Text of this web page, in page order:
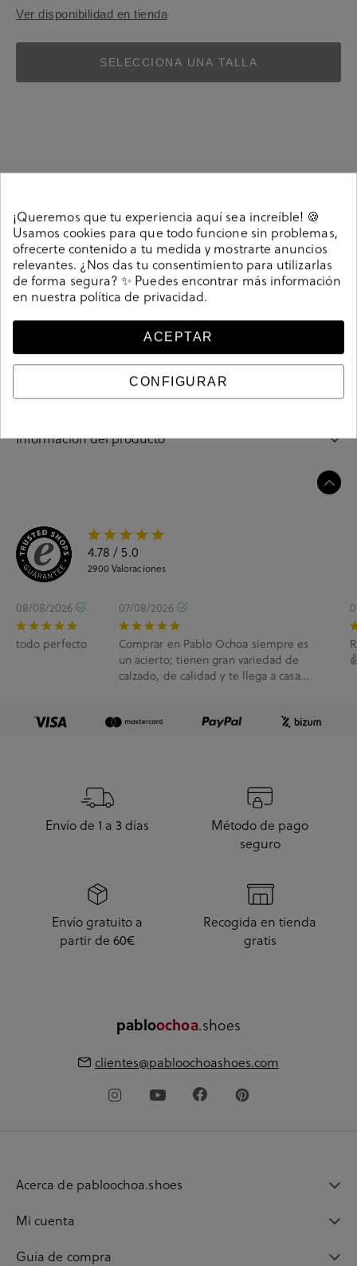
Ver disponibilidad en tienda
SELECCIONA UNA TALLA
Zapatos inglés Kénnebec 3559 PICADO TAIPAN en
beige. Cierre con cordones. La plantilla no es extraible.
Hecho en España.
Referencia208868
Guía de tallas
Ciudados y limpieza
Información del producto
4.78 / 5.0
2900 Valoraciones
08/08/2026
todo perfecto
07/08/2026
Comprar en Pablo Ochoa siempre es
un acierto; tienen gran variedad de
calzado, de calidad y te llega a casa
Envío de 1 a 3 días
Método de pago
seguro
Envío gratuito a
partir de 60€
Recogida en tienda
gratis
pabloochoa.shoes
clientes@pabloochoashoes.com
Acerca de pabloochoa.shoes
Mi cuenta
Guía de compra
¡Queremos que tu experiencia aquí sea increíble! 🍪
Usamos cookies para que todo funcione sin problemas,
ofrecerte contenido a tu medida y mostrarte anuncios
relevantes. ¿Nos das tu consentimiento para utilizarlas
de forma segura? ✨ Puedes encontrar más información
en nuestra política de privacidad.
ACEPTAR
CONFIGURAR